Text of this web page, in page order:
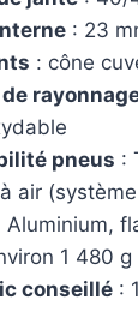
: 23
: cône
pneus :
air
Aluminium,
1 480 g
conseillé :